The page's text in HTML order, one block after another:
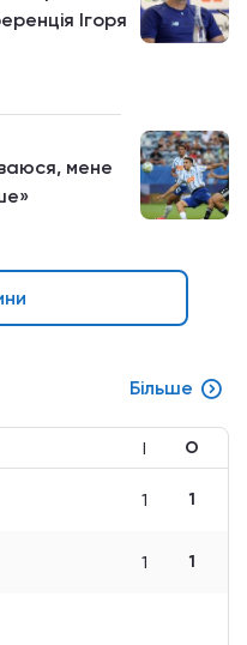
Ігоря
мене
Більше
І О
1 1
1 1